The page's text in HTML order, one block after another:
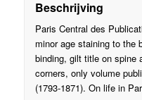
Beschrijving
Paris Central des
minor age staining to the
binding, gilt title on spine
corners, only volume
(1793-1871). On life in